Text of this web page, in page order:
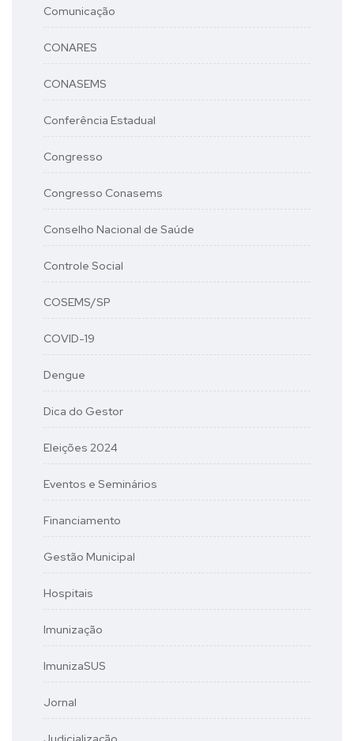
Comunicação
CONARES
CONASEMS
Conferência Estadual
Congresso
Congresso Conasems
Conselho Nacional de Saúde
Controle Social
COSEMS/SP
COVID-19
Dengue
Dica do Gestor
Eleições 2024
Eventos e Seminários
Financiamento
Gestão Municipal
Hospitais
Imunização
ImunizaSUS
Jornal